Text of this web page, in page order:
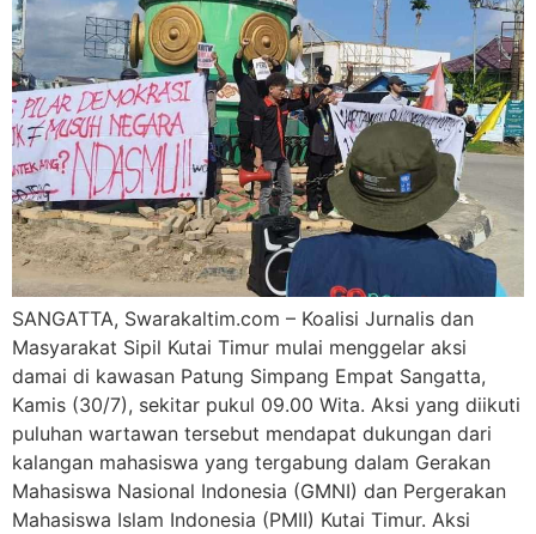
SANGATTA, Swarakaltim.com – Koalisi Jurnalis dan
Masyarakat Sipil Kutai Timur mulai menggelar aksi
damai di kawasan Patung Simpang Empat Sangatta,
Kamis (30/7), sekitar pukul 09.00 Wita. Aksi yang diikuti
puluhan wartawan tersebut mendapat dukungan dari
kalangan mahasiswa yang tergabung dalam Gerakan
Mahasiswa Nasional Indonesia (GMNI) dan Pergerakan
Mahasiswa Islam Indonesia (PMII) Kutai Timur. Aksi